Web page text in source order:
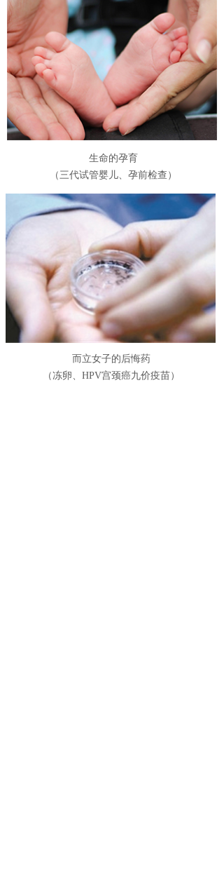
生命的孕育
（三代试管婴儿、 孕前检查 ）
而立女子的后悔药
（冻卵、 HPV宫颈癌九价疫苗）